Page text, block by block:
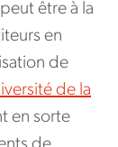
être à la
en
de
de la
en sorte